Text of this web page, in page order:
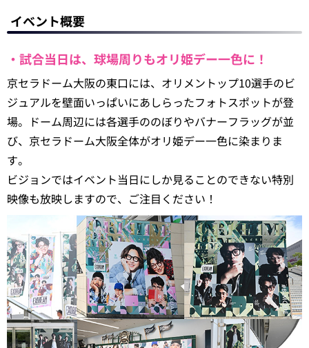
イベント概要
・試合当日は、球場周りもオリ姫デー一色に！
京セラドーム大阪の東口には、オリメントップ10選手のビ
ジュアルを壁面いっぱいにあしらったフォトスポットが登
場。ドーム周辺には各選手ののぼりやバナーフラッグが並
び、京セラドーム大阪全体がオリ姫デー一色に染まりま
す。
ビジョンではイベント当日にしか見ることのできない特別
映像も放映しますので、ご注目ください！